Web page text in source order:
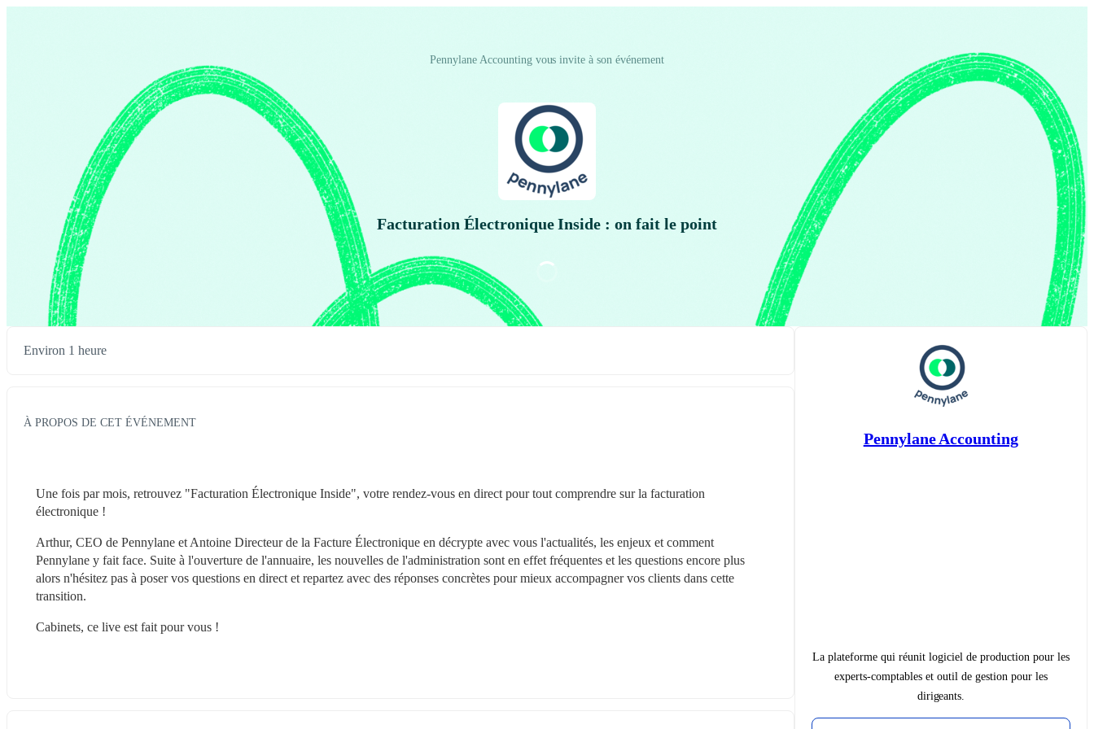
Pennylane Accounting vous invite à son événement
Facturation Électronique Inside : on fait le point
Environ 1 heure
À PROPOS DE CET ÉVÉNEMENT
Une fois par mois, retrouvez "Facturation Électronique Inside", votre rendez-vous en direct pour tout comprendre sur la facturation
électronique !
Arthur, CEO de Pennylane et Antoine Directeur de la Facture Électronique en décrypte avec vous l'actualités, les enjeux et comment
Pennylane y fait face. Suite à l'ouverture de l'annuaire, les nouvelles de l'administration sont en effet fréquentes et les questions encore plus
alors n'hésitez pas à poser vos questions en direct et repartez avec des réponses concrètes pour mieux accompagner vos clients dans cette
transition.
Cabinets, ce live est fait pour vous !
Pennylane Accounting
La plateforme qui réunit logiciel de production pour les
experts-comptables et outil de gestion pour les
dirigeants.